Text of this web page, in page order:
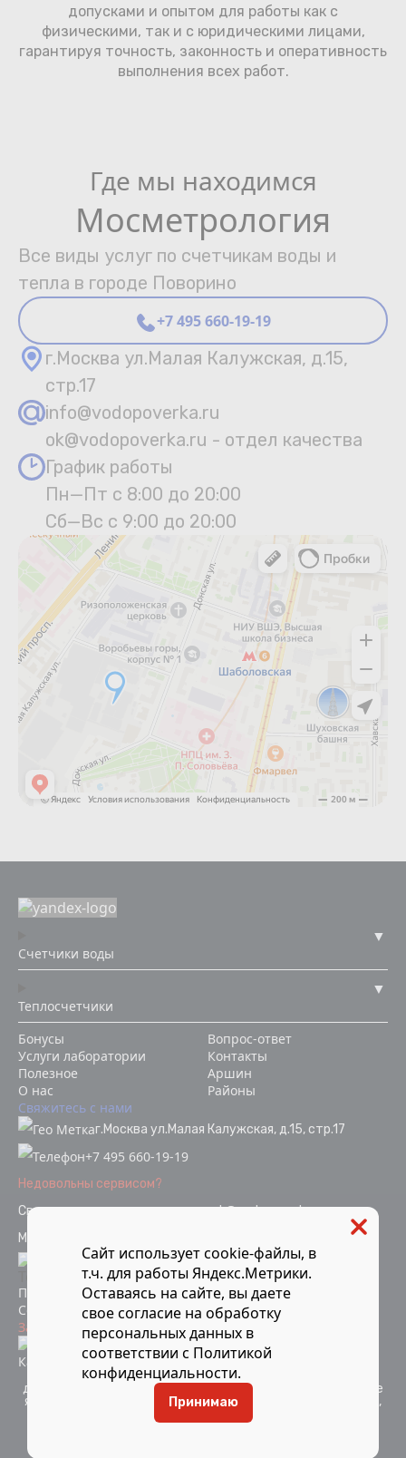
допусками и опытом для работы как с
физическими, так и с юридическими лицами,
гарантируя точность, законность и оперативность
выполнения всех работ.
Где мы находимся
Мосметрология
Все виды услуг по счетчикам воды и
тепла в городе Поворино
+7 495 660-19-19
г.Москва ул.Малая Калужская, д.15,
стр.17
info@vodopoverka.ru
ok@vodopoverka.ru - отдел качества
График работы
Пн—Пт с 8:00 до 20:00
Сб—Вс с 9:00 до 20:00
Счетчики воды
Теплосчетчики
Бонусы
Услуги лаборатории
Полезное
О нас
Вопрос-ответ
Контакты
Аршин
Районы
Свяжитесь с нами
г.Москва ул.Малая Калужская, д.15, стр.17
+7 495 660-19-19
Недовольны сервисом?
Связаться с отделом качестваok@vodopoverka.ru
Мы в социальных сетях:
Политика конфиденциальности
Согласие на обработку персональных данных
Защита от мошенников
Информация об аккредитации
Карта сайта
Компания Мосметрология © 2021-2026 Все материалы
данного сайта являются объектами авторского права и не
являются публичной офертой. Запрещается копирование,
распространение (в том числе путем копирования на
другие сайты и ресурсы в Интернете) или любое иное
Сайт использует cookie-файлы, в
т.ч. для работы Яндекс.Метрики.
Оставаясь на сайте, вы даете
своесогласие на обработку
персональных данных в
соответствии с Политикой
конфиденциальности.
Принимаю